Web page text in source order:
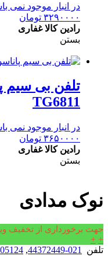
در انبار موجود نمی
۳۲۹۰۰۰۰ تومان
رادین کالا غفاری
بستن
TG6811
در انبار موجود نمی
۳۶۵۰۰۰۰ تومان
رادین کالا غفاری
بستن
نوک مدادی
جهت برخورداری از تخفیف ویژه با شماره
+
+
رفتن به بالا
تلفن 021-44372449
,